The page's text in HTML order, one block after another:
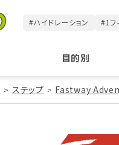
#ハイドレーション #1フ
目的別
ステップ Fastway